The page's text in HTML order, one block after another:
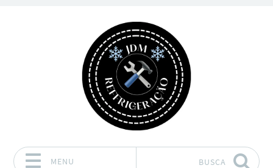
MENU BUSCA